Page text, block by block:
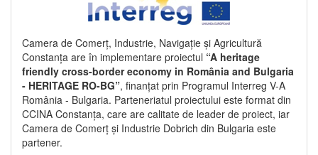
Camera de Comerț, Industrie, Navigație și Agricultură
Constanța are în implementare proiectul “A heritage
friendly cross-border economy in România and Bulgaria
- HERITAGE RO-BG”, finanțat prin Programul Interreg V-A
România - Bulgaria. Parteneriatul proiectului este format din
CCINA Constanța, care are calitate de leader de proiect, iar
Camera de Comerț și Industrie Dobrich din Bulgaria este
partener.